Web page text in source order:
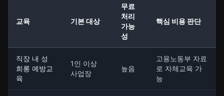
교육 기본 대상
무료
처리
가능
성
핵심 비용 판단
직장 내 성
희롱 예방교
육
1인 이상
사업장
높음
고용노동부 자료
로 자체교육 가
능